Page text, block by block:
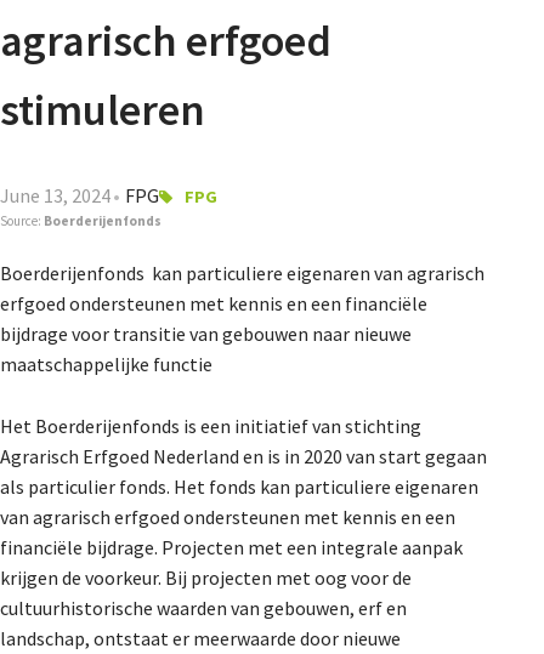
agrarisch erfgoed
stimuleren
June 13, 2024 FPG FPG
Source: Boerderijenfonds
Boerderijenfonds kan particuliere eigenaren van agrarisch
erfgoed ondersteunen met kennis en een financiële
bijdrage voor transitie van gebouwen naar nieuwe
maatschappelijke functie
Het Boerderijenfonds is een initiatief van stichting
Agrarisch Erfgoed Nederland en is in 2020 van start gegaan
als particulier fonds. Het fonds kan particuliere eigenaren
van agrarisch erfgoed ondersteunen met kennis en een
financiële bijdrage. Projecten met een integrale aanpak
krijgen de voorkeur. Bij projecten met oog voor de
cultuurhistorische waarden van gebouwen, erf en
landschap, ontstaat er meerwaarde door nieuwe
Contact